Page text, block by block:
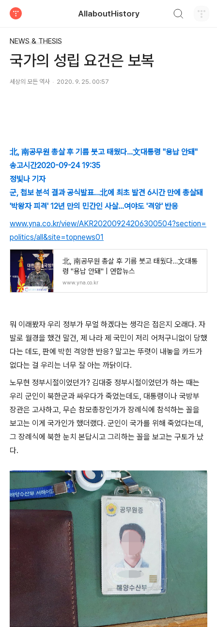
AllaboutHistory
NEWS & THESIS
국가의 성립 요건은 보복
세상의 모든 역사 2020. 9. 25. 00:57
北, 南공무원 총살 후 기름 붓고 태웠다…文대통령 "용납 안돼"
송고시간2020-09-24 19:35
정빛나 기자
군, 첩보 분석 결과 공식발표…北에 최초 발견 6시간 만에 총살돼
'박왕자 피격' 12년 만의 민간인 사살…여야도 '격앙' 반응
www.yna.co.kr/view/AKR20200924206300504?section=
politics/all&site=topnews01
北, 南공무원 총살 후 기름 붓고 태웠다…文대통
령 "용납 안돼" | 연합뉴스
www.yna.co.kr
뭐 이래봤자 우리 정부가 무얼 하겠다는 생각은 접은지 오래다. 자
발로 월경을 했건 말건, 제 나라 제 국민이 저리 어처구니없이 당했
다는 데도, 판에 박힌 격앙한 반응? 말고는 뚜렷이 내놓을 카드가
없다는 걸 우리는 너무 잘 아는 까닭이다.
노무현 정부시절이었던가? 김대중 정부시절이었던가 하는 때는
우리 군인이 북한군과 싸우다가 죽었는데도, 대통령이나 국방부
장관은 고사하고, 무슨 참모총장인가가 장례식에 참석하는 꼴을
보고는 이게 국가인가 했더랬다. 군인이 국가를 위해 죽었다는데,
그 장례식에 북한 눈치 본답시고 그리하는 꼴을 보고는 구토가 났
다.